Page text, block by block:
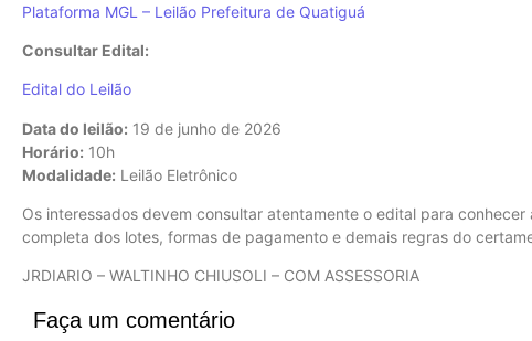
Plataforma MGL – Leilão Prefeitura de Quatiguá
Consultar Edital:
Edital do Leilão
Data do leilão: 19 de junho de 2026
Horário: 10h
Modalidade: Leilão Eletrônico
Os interessados devem consultar atentamente o edital para
completa dos lotes, formas de pagamento e demais regras do
JRDIARIO – WALTINHO CHIUSOLI – COM ASSESSORIA
Faça um comentário